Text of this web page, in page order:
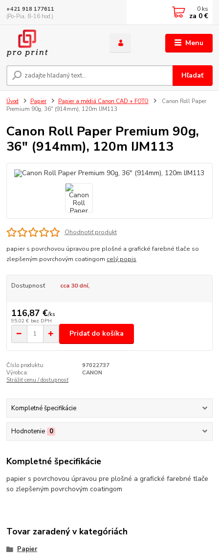
Menu
Hľadať
+421 918 177611
(Po-Pia, 8-16 hod.)
0 ks
za 0 €
Úvod Papier Papier a médiá Canon CAD + FOTO
Canon Roll Paper
Premium 90g, 36" (914mm), 120m IJM113
Canon Roll Paper Premium 90g,
36" (914mm), 120m IJM113
Ohodnotiť produkt
papier s povrchovou úpravou pre plošné a grafické farebné tlače so
zlepšeným povrchovým coatingom celý popis
Dostupnosť cca 30 dní,
116,87 €/ks
95,02 € bez DPH
Pridať do košíka
Číslo produktu:
97022737
Výrobca:
CANON
Strážiť cenu / dostupnosť
Kompletné špecifikácie
Hodnotenie 0
Kompletné špecifikácie
papier s povrchovou úpravou pre plošné a grafické farebné tlače
so zlepšeným povrchovým coatingom
Tovar zaradený v kategóriách
Papier